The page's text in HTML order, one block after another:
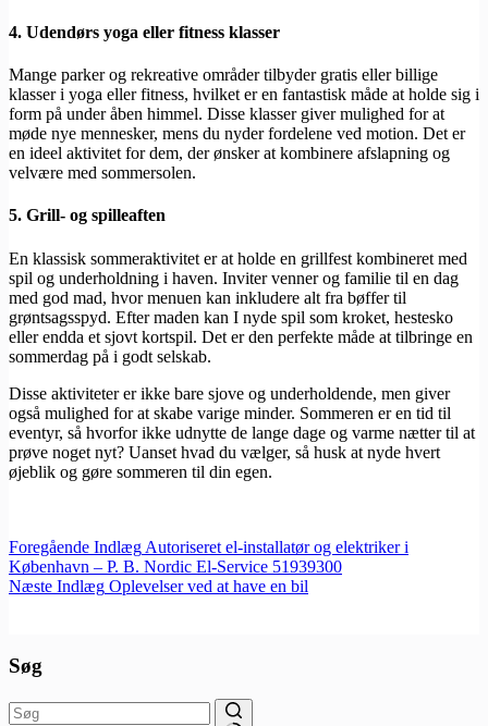
4. Udendørs yoga eller fitness klasser
Mange parker og rekreative områder tilbyder gratis eller billige
klasser i yoga eller fitness, hvilket er en fantastisk måde at holde sig i
form på under åben himmel. Disse klasser giver mulighed for at
møde nye mennesker, mens du nyder fordelene ved motion. Det er
en ideel aktivitet for dem, der ønsker at kombinere afslapning og
velvære med sommersolen.
5. Grill- og spilleaften
En klassisk sommeraktivitet er at holde en grillfest kombineret med
spil og underholdning i haven. Inviter venner og familie til en dag
med god mad, hvor menuen kan inkludere alt fra bøffer til
grøntsagsspyd. Efter maden kan I nyde spil som kroket, hestesko
eller endda et sjovt kortspil. Det er den perfekte måde at tilbringe en
sommerdag på i godt selskab.
Disse aktiviteter er ikke bare sjove og underholdende, men giver
også mulighed for at skabe varige minder. Sommeren er en tid til
eventyr, så hvorfor ikke udnytte de lange dage og varme nætter til at
prøve noget nyt? Uanset hvad du vælger, så husk at nyde hvert
øjeblik og gøre sommeren til din egen.
Foregående Indlæg Autoriseret el-installatør og elektriker i
København – P. B. Nordic El-Service 51939300
Næste Indlæg Oplevelser ved at have en bil
Søg